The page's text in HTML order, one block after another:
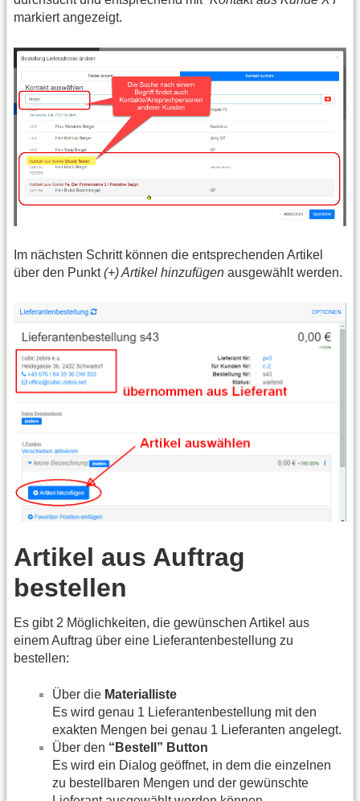
markiert angezeigt.
Im nächsten Schritt können die entsprechenden Artikel
über den Punkt(+) Artikel hinzufügen ausgewählt werden.
Artikel aus Auftrag
bestellen
Es gibt 2 Möglichkeiten, die gewünschen Artikel aus
einem Auftrag über eine Lieferantenbestellung zu
bestellen:
Über die Materialliste
Es wird genau 1 Lieferantenbestellung mit den
exakten Mengen bei genau 1 Lieferanten angelegt.
Über den “Bestell” Button
Es wird ein Dialog geöffnet, in dem die einzelnen
zu bestellbaren Mengen und der gewünschte